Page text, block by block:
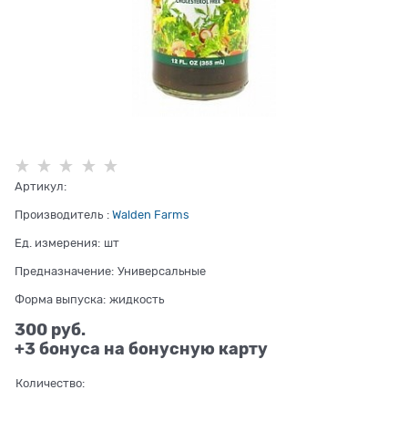
Артикул:
Производитель : Walden Farms
Ед. измерения: шт
Предназначение: Универсальные
Форма выпуска: жидкость
300 руб.
+3 бонуса на бонусную карту
Количество: